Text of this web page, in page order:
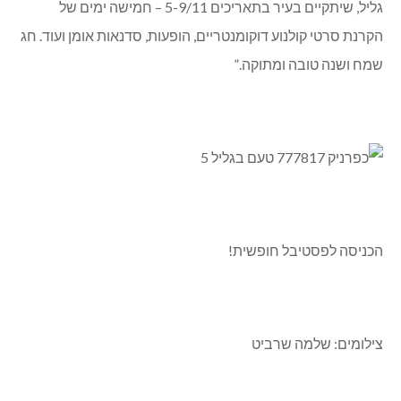
גליל, שיתקיים בעיר בתאריכים 5-9/11 – חמישה ימים של
הקרנת סרטי קולנוע דוקומנטריים, הופעות, סדנאות אומן ועוד. חג
שמח ושנה טובה ומתוקה.”
הכניסה לפסטיבל חופשית!
צילומים: שלמה שרביט